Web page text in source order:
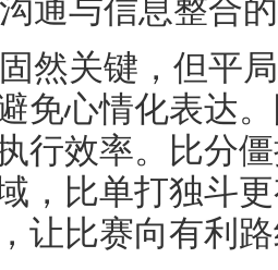
通与信息整合
然关键，但平
免心情化表达
行效率。比分
，比单打独斗
让比赛向有利